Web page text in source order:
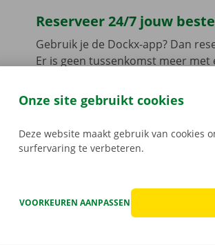
Reserveer 24/7 jouw
Gebruik je de Dockx-app? Dan
Er is geen tussenkomst meer
Download de gratis app voor
App Store.
Onze site gebruikt cookies
Deze website maakt gebruik van cookies
surfervaring te verbeteren.
VOORKEUREN AANPASSEN